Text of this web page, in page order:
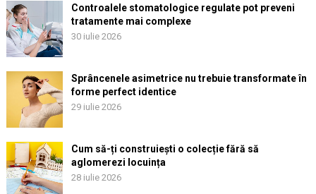
Controalele stomatologice regulate pot preveni
tratamente mai complexe
30 iulie 2026
Sprâncenele asimetrice nu trebuie transformate în
forme perfect identice
29 iulie 2026
Cum să-ți construiești o colecție fără să
aglomerezi locuința
28 iulie 2026